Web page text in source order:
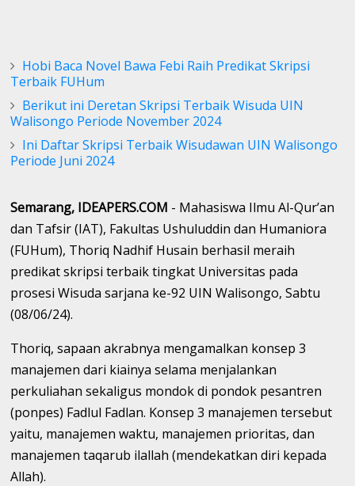
Hobi Baca Novel Bawa Febi Raih Predikat Skripsi
Terbaik FUHum
Berikut ini Deretan Skripsi Terbaik Wisuda UIN
Walisongo Periode November 2024
Ini Daftar Skripsi Terbaik Wisudawan UIN Walisongo
Periode Juni 2024
Semarang, IDEAPERS.COM - Mahasiswa Ilmu Al-Qur’an
dan Tafsir (IAT), Fakultas Ushuluddin dan Humaniora
(FUHum), Thoriq Nadhif Husain berhasil meraih
predikat skripsi terbaik tingkat Universitas pada
prosesi Wisuda sarjana ke-92 UIN Walisongo, Sabtu
(08/06/24).
Thoriq, sapaan akrabnya mengamalkan konsep 3
manajemen dari kiainya selama menjalankan
perkuliahan sekaligus mondok di pondok pesantren
(ponpes) Fadlul Fadlan. Konsep 3 manajemen tersebut
yaitu, manajemen waktu, manajemen prioritas, dan
manajemen taqarub ilallah (mendekatkan diri kepada
Allah).